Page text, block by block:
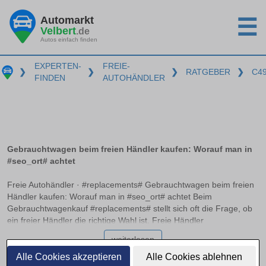
Alle Cookies akzeptieren Alle Cookies ablehnen
Automarkt
Velbert.de
Autos einfach finden ☰
❯
EXPERTEN-
FINDEN
❯
FREIE-
AUTOHÄNDLER
❯ RATGEBER ❯
Gebrauchtwagen beim freien Händler kaufen: Worauf man in
#seo_ort# achtet
Freie Autohändler · #replacements# Gebrauchtwagen beim freien
Händler kaufen: Worauf man in #seo_ort# achtet Beim
Gebrauchtwagenkauf #replacements# stellt sich oft die Frage, ob
ein freier Händler die richtige Wahl ist. Freie Händler
unterscheiden sich von traditionellen Autohäusern, da sie meist
flexibler in Preisgestaltung und Fahrzeugangebot sind. Doch
Käufer müssen ihre Rechte kennen und die Fahrzeughistorie
weiterlesen